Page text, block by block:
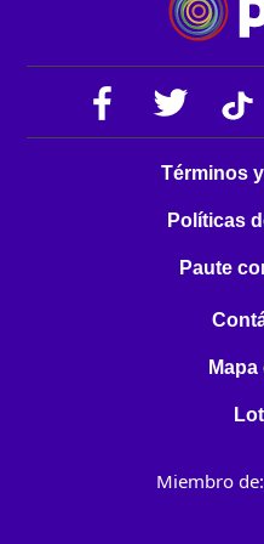
Términos
Políticas
Paute
Miembro de: